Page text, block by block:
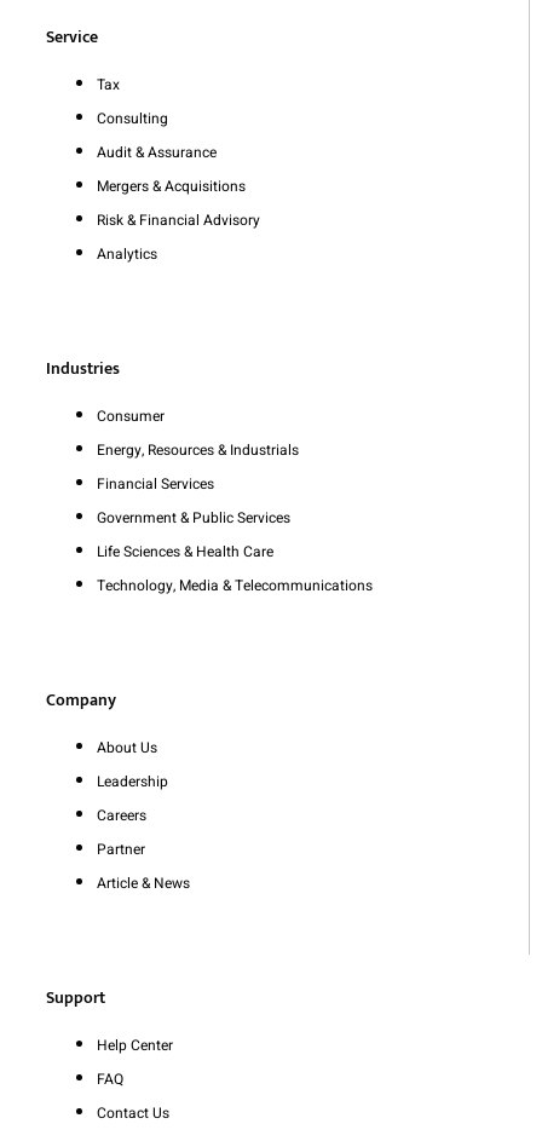
Service
Tax
Consulting
Audit & Assurance
Mergers & Acquisitions
Risk & Financial Advisory
Analytics
Industries
Consumer
Energy, Resources & Industrials
Financial Services
Government & Public Services
Life Sciences & Health Care
Technology, Media & Telecommunications
Company
About Us
Leadership
Careers
Partner
Article & News
Support
Help Center
FAQ
Contact Us